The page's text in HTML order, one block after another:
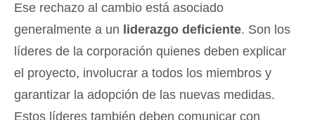
Ese rechazo al cambio está asociado
generalmente a un liderazgo deficiente. Son los
líderes de la corporación quienes deben explicar
el proyecto, involucrar a todos los miembros y
garantizar la adopción de las nuevas medidas.
Estos líderes también deben comunicar con